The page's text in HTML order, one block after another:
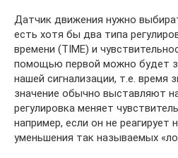
Датчик движения нужно
есть хотя бы два типа
времени (TIME) и
помощью первой можно будет
нашей сигнализации, т.е. время
значение обычно выставляют
регулировка меняет
например, если он не реагирует
уменьшения так называемых